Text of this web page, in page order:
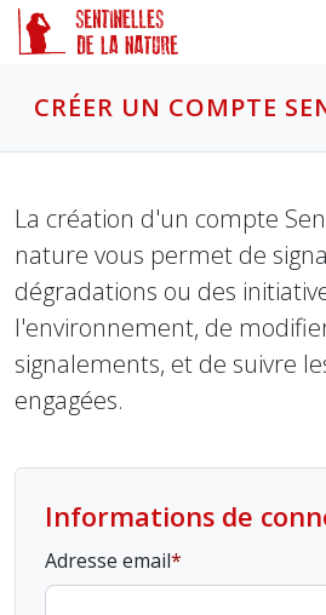
CRÉER UN COMPTE
La création d'un compte
nature vous permet de
dégradations ou des
l'environnement, de
signalements, et de suivre
engagées.
Informations de
Adresse email
Panneau de gestion des cookies